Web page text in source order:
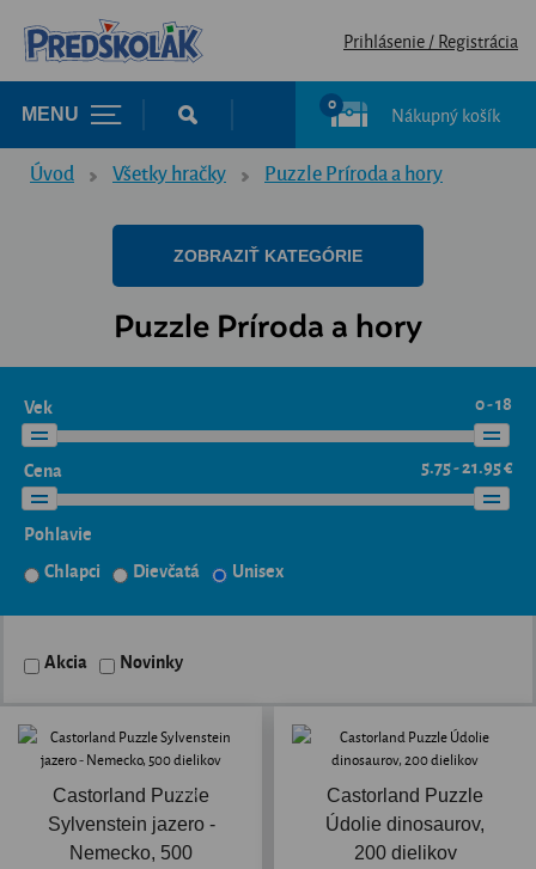
Prihlásenie / Registrácia
MENU
0 Nákupný košík
Úvod Všetky hračky Puzzle Príroda a hory
ZOBRAZIŤ KATEGÓRIE
Puzzle Príroda a hory
Vek 0 - 18
Cena 5.75 - 21.95 €
Pohlavie
Chlapci
Dievčatá Unisex
Akcia Novinky
Castorland Puzzle
Sylvenstein jazero -
Nemecko, 500
Akcia
Castorland Puzzle
Údolie dinosaurov,
200 dielikov